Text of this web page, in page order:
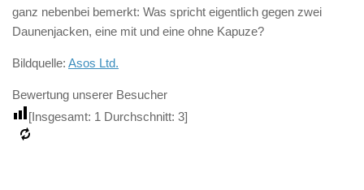
ganz nebenbei bemerkt: Was spricht eigentlich gegen zwei
Daunenjacken, eine mit und eine ohne Kapuze?
Bildquelle: Asos Ltd.
Bewertung unserer Besucher
[Insgesamt: 1 Durchschnitt: 3]